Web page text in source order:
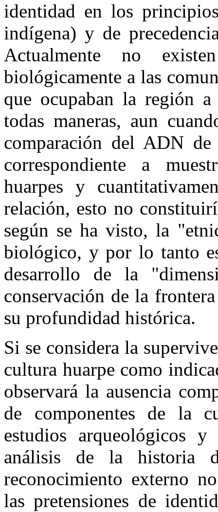
identidad en los
indígena) y de
Actualmente no
biológicamente a las
que ocupaban la región
todas maneras, aun
comparación del ADN
correspondiente a
huarpes y
relación, esto no
según se ha visto, la
biológico, y por lo tanto
desarrollo de la
conservación de la
su profundidad histórica.
Si se considera la
cultura huarpe como
observará la ausencia
de componentes de la
estudios arqueológicos
análisis de la historia
reconocimiento externo
las pretensiones de